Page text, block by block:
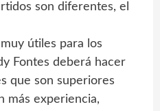
son diferentes, el
útiles para los
Fontes deberá hacer
que son superiores
más experiencia,